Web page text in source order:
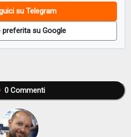
su Telegram
preferita su Google
0Commenti